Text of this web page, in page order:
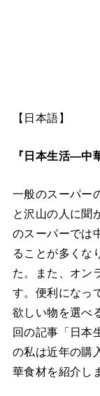
【日本語】
『日本生活―中
一般のスーパー
と沢山の人に聞
のスーパーでは
ることが多くな
た。また、オン
す。便利になっ
欲しい物を選べ
回の記事「日本
の私は近年の購
華食材を紹介し